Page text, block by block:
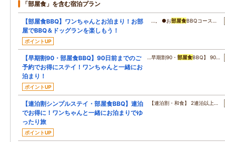
「部屋食」を含む宿泊プラン
【部屋食BBQ】ワンちゃんとお泊まり！お部
屋でBBQ＆ドッグランを楽しもう！
ポイントUP
…。 ●お部屋食BBQコース…
【早期割90・部屋食BBQ】90日前までのご
予約でお得にステイ！ワンちゃんと一緒にお
泊まり！
ポイントUP
…早期割90・部屋食BBQ】 90…
【連泊割シンプルステイ・部屋食BBQ】連泊
でお得に！ワンちゃんと一緒にお泊まりでゆ
ったり旅
ポイントUP
【連泊割・和食】 2連泊以上…